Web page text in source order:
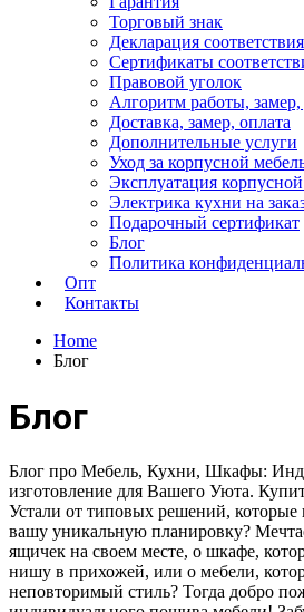
Торговый знак
Декларация соответствия
Сертификаты
Правовой уголок
Алгоритм работы, замер,
Доставка, замер, оплата
Дополнительные услуги
Уход за корпусной
Эксплуатация
Электрика кухни на
Подарочный сертификат
Блог
Политика
Опт
Контакты
Home
Блог
Блог
Блог про Мебель, Кухни, Шкафы:
изготовление для Вашего Уюта.
Устали от типовых решений,
вашу уникальную планировку?
ящичек на своем месте, о шкафе,
нишу в прихожей, или о мебели,
неповторимый стиль? Тогда добро